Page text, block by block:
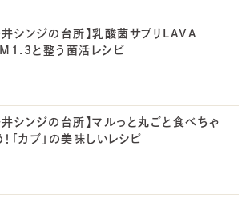
井シンジの台所】乳酸菌サプリLAVA
と整う菌活レシピ
井シンジの台所】マルっと丸ごと食べちゃ
！「カブ」の美味しいレシピ